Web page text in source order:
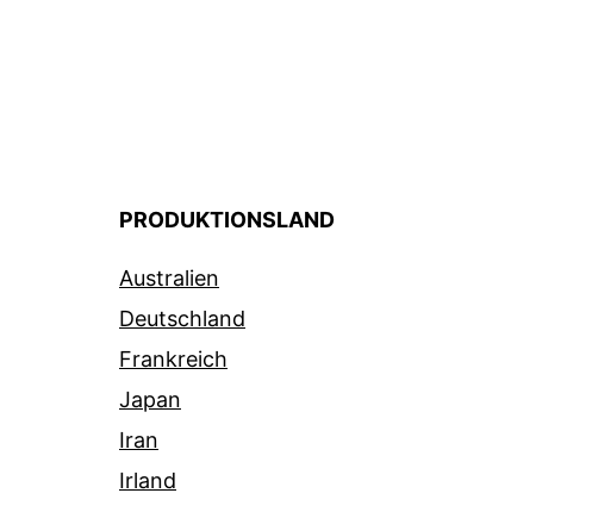
PRODUKTIONSLAND
Australien
Deutschland
Frankreich
Japan
Iran
Irland